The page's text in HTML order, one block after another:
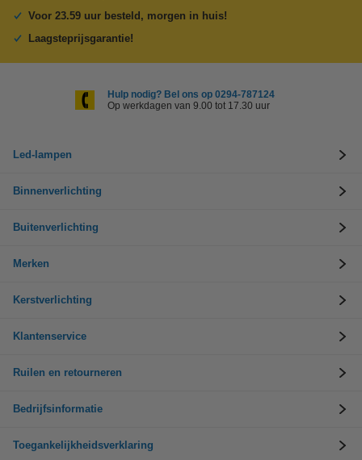
Voor 23.59 uur besteld, morgen in huis!
Laagsteprijsgarantie!
Hulp nodig? Bel ons op 0294-787124
Op werkdagen van 9.00 tot 17.30 uur
Led-lampen
Binnenverlichting
Buitenverlichting
Merken
Kerstverlichting
Klantenservice
Ruilen en retourneren
Bedrijfsinformatie
Toegankelijkheidsverklaring